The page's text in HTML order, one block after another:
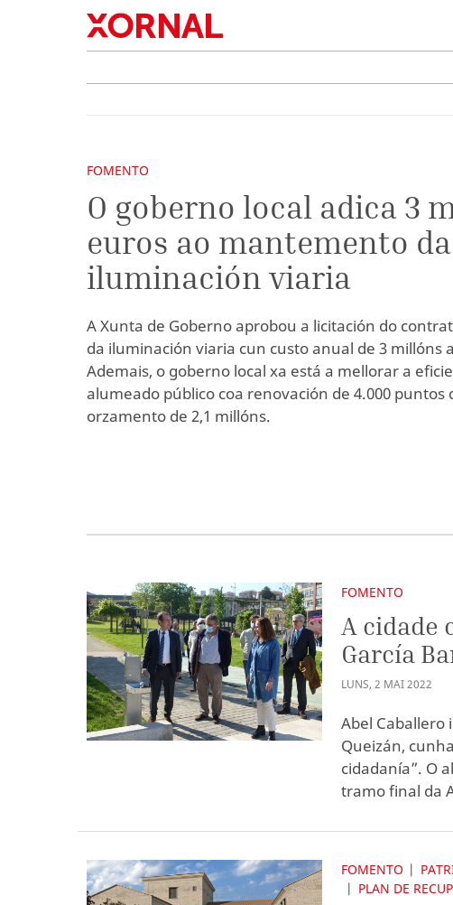
FOMENTO
O goberno local adica 3
euros ao mantemento da
iluminación viaria
A Xunta de Goberno aprobou a licitación do
da iluminación viaria cun custo anual de 3 millóns
Ademais, o goberno local xa está a mellorar a
alumeado público coa renovación de 4.000 puntos
orzamento de 2,1 millóns.
FOMENTO
A cidade
García
LUNS,2 MAI2022
Abel Caballero
Queizán,
cidadanía”. O
tramo final da
FOMENTO
PLAN DE